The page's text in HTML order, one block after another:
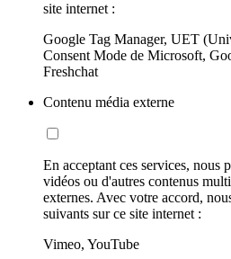
site internet :
Google Tag Manager, UET
Consent Mode de Microsoft,
Freshchat
Contenu média externe
En acceptant ces services, nous
vidéos ou d'autres contenus
externes. Avec votre accord,
suivants sur ce site internet :
Vimeo, YouTube